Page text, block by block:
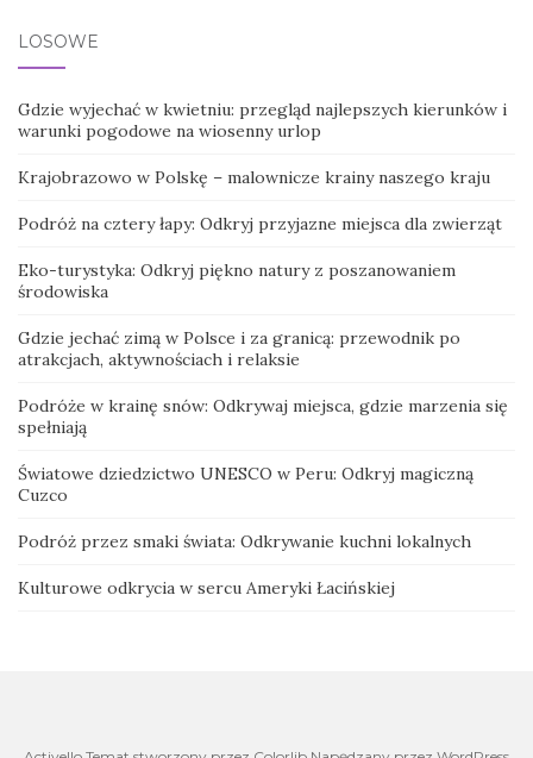
LOSOWE
Gdzie wyjechać w kwietniu: przegląd najlepszych kierunków i
warunki pogodowe na wiosenny urlop
Krajobrazowo w Polskę – malownicze krainy naszego kraju
Podróż na cztery łapy: Odkryj przyjazne miejsca dla zwierząt
Eko-turystyka: Odkryj piękno natury z poszanowaniem
środowiska
Gdzie jechać zimą w Polsce i za granicą: przewodnik po
atrakcjach, aktywnościach i relaksie
Podróże w krainę snów: Odkrywaj miejsca, gdzie marzenia się
spełniają
Światowe dziedzictwo UNESCO w Peru: Odkryj magiczną
Cuzco
Podróż przez smaki świata: Odkrywanie kuchni lokalnych
Kulturowe odkrycia w sercu Ameryki Łacińskiej